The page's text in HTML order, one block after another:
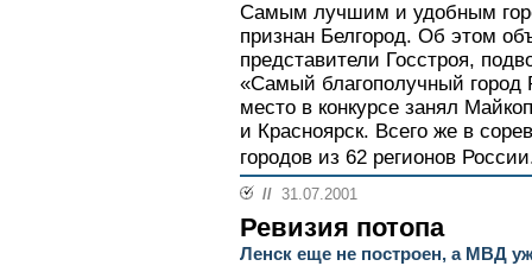
Самым лучшим и удобным
признан Белгород. Об этом
представители Госстроя,
«Самый благополучный город
место в конкурсе занял
и Красноярск. Всего же в
городов из 62 регионов
// 31.07.2001
Ревизия потопа
Ленск еще не построен, а МВД